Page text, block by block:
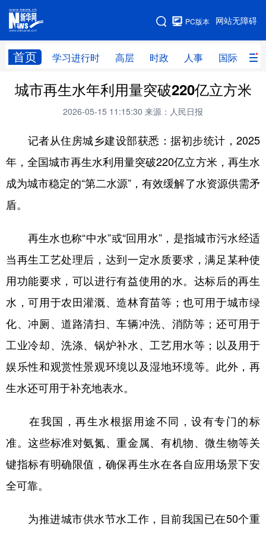
网站无障碍
PC版本
首页 学习进行时 高层 时政 人事 国际 财
网站地图
学习进行时 高层 时政 人事
财经 网评
台湾 思客智库 全球连线 教育
科技 科创 量子 体育
文化 书画 健康 军事
法律 中央文件 金融 汽车
食品 人居 信息化 数字经济
学术中国 乡村振兴 银龄 溯源中国
彩票 娱乐 时尚 悦读
公益 一带一路 亚太网 上市公司
文化产业
北京 天津 河北 山西
辽宁
城市再生水年利用量突破220亿立方米
2026-05-15 11:15:30 来源：人民日报
记者从住房城乡建设部获悉：据初步统计，2025
年，全国城市再生水利用量突破220亿立方米，再生水
成为城市稳定的“第二水源”，有效缓解了水资源供需矛
盾。
再生水也称“中水”或“回用水”，是指城市污水经适
当再生工艺处理后，达到一定水质要求，满足某种使
用功能要求，可以进行有益使用的水。达标后的再生
水，可用于农田灌溉、造林育苗等；也可用于城市绿
化、冲厕、道路清扫、车辆冲洗、消防等；还可用于
工业冷却、洗涤、锅炉补水、工艺用水等；以及用于
娱乐性和观赏性景观环境以及湿地环境等。此外，再
生水还可用于补充地表水。
在我国，再生水根据用途不同，设有专门的标
准。这些标准对氨氮、重金属、有机物、微生物等关
键指标有明确限值，确保再生水在各自应用场景下安
全可靠。
为推进城市供水节水工作，目前我国已在50个重